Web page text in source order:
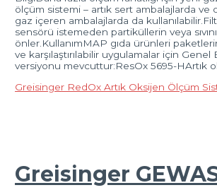
ölçüm sistemi – artık sert ambalajlarda ve
gaz içeren ambalajlarda da
sensörü istemeden partiküllerin veya
önler.KullanımMAP gıda ürünleri
ve karşılaştırılabilir uygulamalar için Genel
versiyonu mevcuttur:ResOx 5695-HArtık
Greisinger RedOx Artık Oksijen Ölçüm
Greisinger